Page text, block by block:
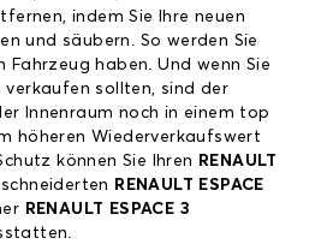
indem Sie Ihre neuen
und säubern. So werden Sie
Fahrzeug haben. Und wenn Sie
sollten, sind der
Innenraum noch in einem top
höheren Wiederverkaufswert
können Sie Ihren RENAULT
RENAULT ESPACE
RENAULT ESPACE 3